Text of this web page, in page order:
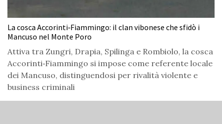
La cosca Accorinti‑Fiammingo: il clan vibonese che sfidò i
Mancuso nel Monte Poro
Attiva tra Zungri, Drapia, Spilinga e Rombiolo, la cosca
Accorinti‑Fiammingo si impose come referente locale
dei Mancuso, distinguendosi per rivalità violente e
business criminali